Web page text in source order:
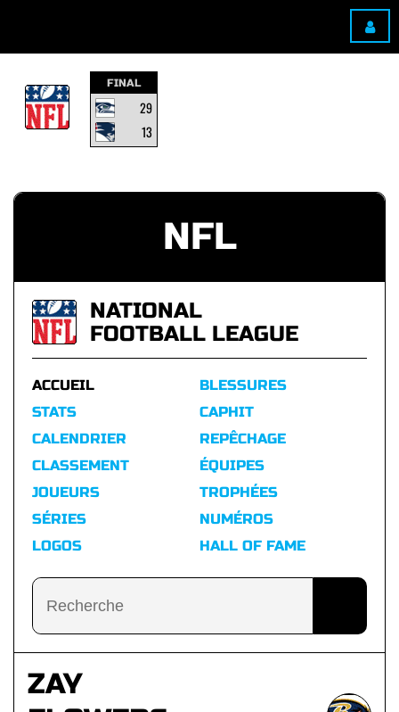
FINAL
29
13
NFL
NATIONAL
FOOTBALL LEAGUE
ACCUEIL
STATS
CALENDRIER
CLASSEMENT
BLESSURES
CAPHIT
REPÊCHAGE
ÉQUIPES
JOUEURS
SÉRIES
LOGOS
TROPHÉES
NUMÉROS
HALL OF FAME
ZAY